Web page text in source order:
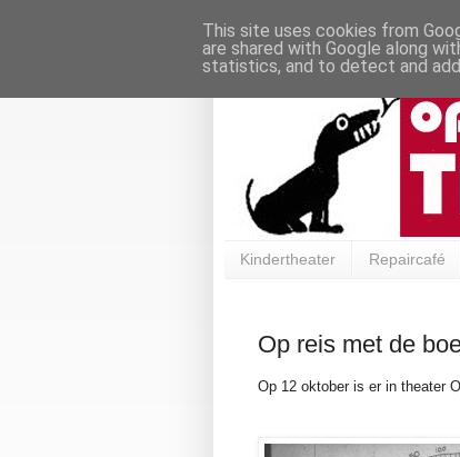
Kindertheater Repaircafé
Op reis met de
Op 12 oktober is er in theater
This site uses cookies from
are shared with Google along
statistics, and to detect and